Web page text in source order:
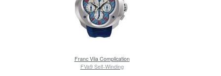
Franc VilaComplication
FVa9 Self-Winding